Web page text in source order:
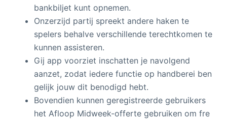
bankbiljet kunt opnemen.
Onzerzijd partij spreekt andere haken te
spelers behalve verschillende terechtkomen te
kunnen assisteren.
Gij app voorziet inschatten je navolgend
aanzet, zodat iedere functie op handberei ben
gelijk jouw dit benodigd hebt.
Bovendien kunnen geregistreerde gebruikers
het Afloop Midweek-offerte gebruiken om fre